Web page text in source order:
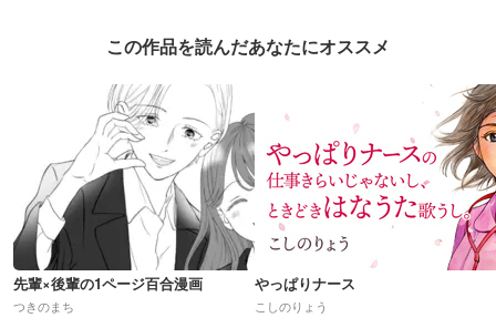
この作品を読んだあなたにオススメ
先輩×後輩の1ページ百合漫画
つきのまち
やっぱりナース
こしのりょう